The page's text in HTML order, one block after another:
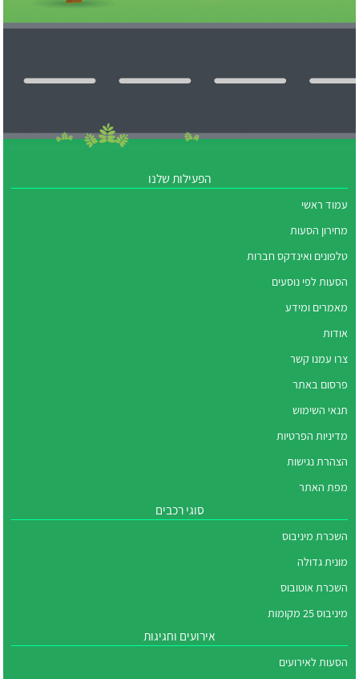
הפעילות שלנו
עמוד ראשי
מחירון הסעות
טלפונים ואינדקס חברות
הסעות לפי נוסעים
מאמרים ומידע
אודות
צרו עמנו קשר
פרסום באתר
תנאי השימוש
מדיניות הפרטיות
הצהרת נגישות
מפת האתר
סוגי רכבים
השכרת מיניבוס
מונית גדולה
השכרת אוטובוס
מיניבוס 25 מקומות
אירועים וחגיגות
הסעות לאירועים